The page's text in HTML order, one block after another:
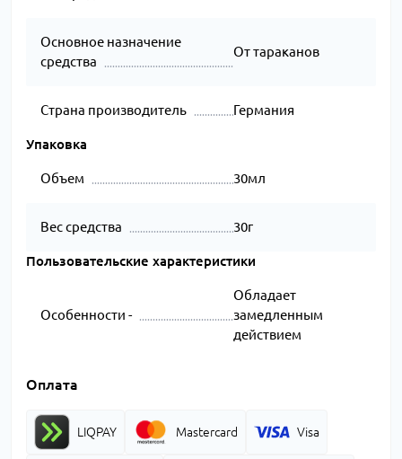
Основное назначение
средства
От тараканов
Страна производитель Германия
Упаковка
Объем 30мл
Вес средства 30г
Пользовательские характеристики
Особенности -
Обладает
замедленным
действием
Оплата
LIQPAY Mastercard Visa